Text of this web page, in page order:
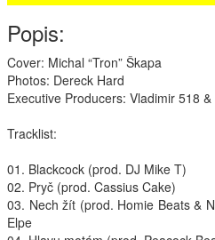
Audio
Oblečení
Knihy
Ostatní
English
Popis:
Cover: Michal “Tron” Škapa
Photos: Dereck Hard
Executive Producers: Vladimir 518
Tracklist:
01. Blackcock (prod. DJ Mike T)
02. Pryč (prod. Cassius Cake)
03. Nech žít (prod. Homie Beats &
Elpe